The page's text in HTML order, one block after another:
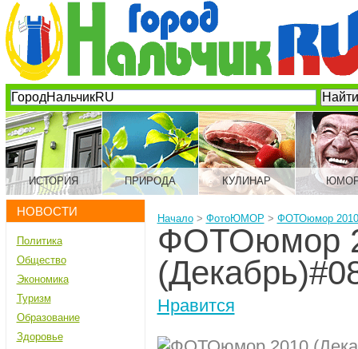
ИСТОРИЯ ПРИРОДА КУЛИНАР
НОВОСТИ
Политика
Общество
Экономика
Туризм
Образование
Здоровье
Начало> ФотоЮМОР > ФОТОюмор 2010
ФОТОюмор
Нравится